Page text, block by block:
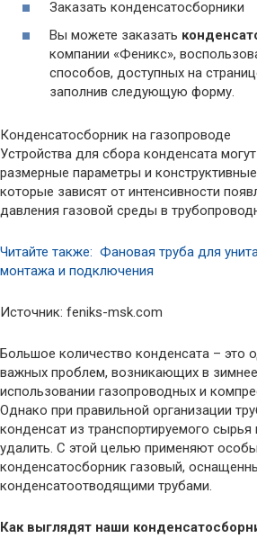
Заказать конденсатосборники
Вы можете заказать
компании «Феникс»,
способов, доступных на
заполнив следующую форму.
Конденсатосборник на газопроводе
Устройства для сбора конденсата
размерные параметры и
которые зависят от интенсивности
давления газовой среды в
Читайте также: Фановая труба для
монтажа и подключения
Источник: feniks-msk.com
Большое количество конденсата – это
важных проблем, возникающих в
использовании газопроводных и
Однако при правильной организации
конденсат из транспортируемого
удалить. С этой целью применяют
конденсатосборник газовый,
конденсатоотводящими трубами.
Как выглядят наши